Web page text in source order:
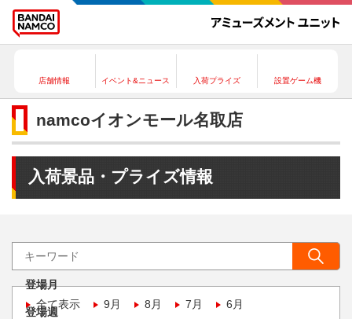
店舗情報 イベント&ニュース 入荷プライズ 設置ゲーム機
namcoイオンモール名取店
入荷景品・プライズ情報
登場月
全て表示
9月 8月 7月 6月
登場週